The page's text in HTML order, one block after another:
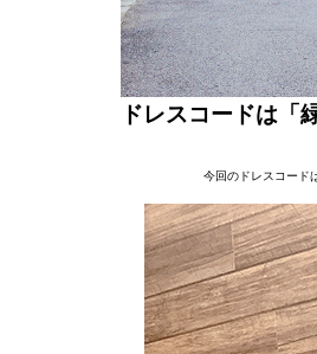
ドレスコードは「
今回のドレスコード